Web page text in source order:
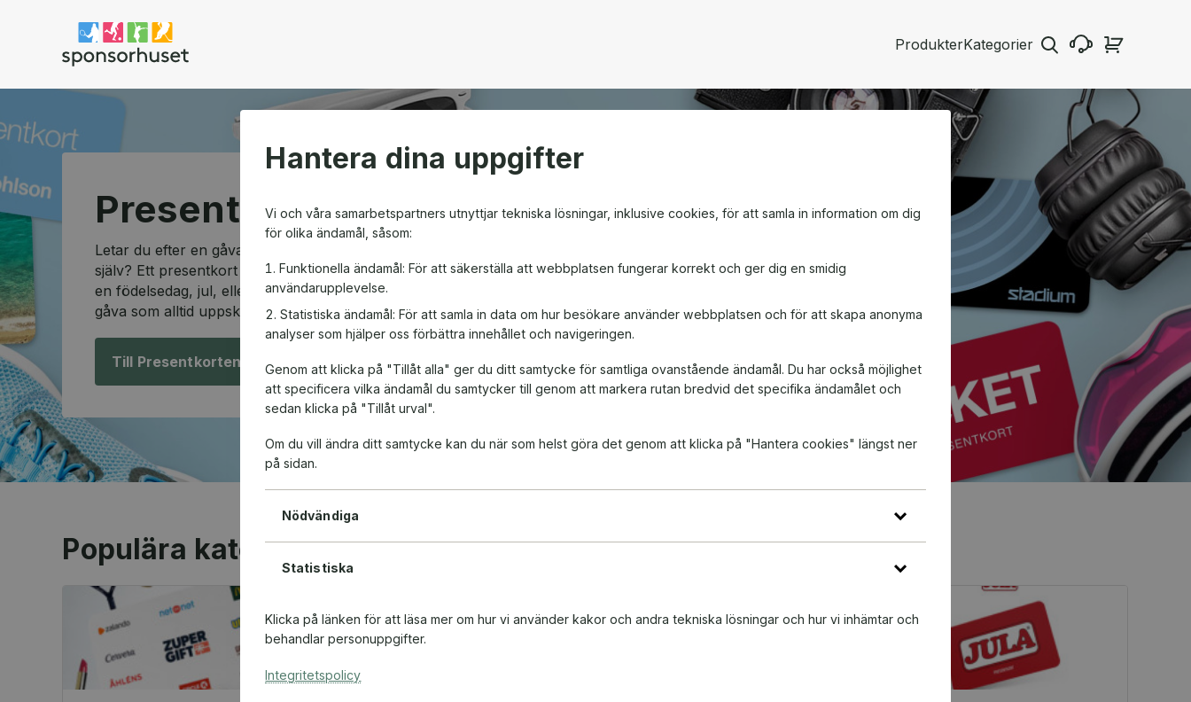
Hantera dina uppgifter
Vi och våra samarbetspartners utnyttjar tekniska lösningar, inklusive cookies, för att samla in information om dig
för olika ändamål, såsom:
Funktionella ändamål: För att säkerställa att webbplatsen fungerar korrekt och ger dig en smidig
användarupplevelse.
Statistiska ändamål: För att samla in data om hur besökare använder webbplatsen och för att skapa anonyma
analyser som hjälper oss förbättra innehållet och navigeringen.
Genom att klicka på "Tillåt alla" ger du ditt samtycke för samtliga ovanstående ändamål. Du har också möjlighet
att specificera vilka ändamål du samtycker till genom att markera rutan bredvid det specifika ändamålet och
sedan klicka på "Tillåt urval".
Om du vill ändra ditt samtycke kan du när som helst göra det genom att klicka på "Hantera cookies" längst ner
på sidan.
Nödvändiga
Statistiska
Klicka på länken för att läsa mer om hur vi använder kakor och andra tekniska lösningar och hur vi inhämtar och
behandlar personuppgifter.
Integritetspolicy
ProdukterKategorier
Sponsorhuset shop
Presentkortsshopen
Letar du efter en gåva som passar alla och som ger friheten att välja
själv? Ett presentkort är den perfekta lösningen! Oavsett om det är till
en födelsedag, jul, eller en speciell anledning, är ett presentkort en
gåva som alltid uppskattas.
Till Presentkorten!
Populära kategorier